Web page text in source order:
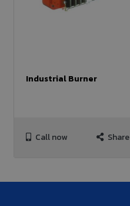
Industrial Burner
Call now Share